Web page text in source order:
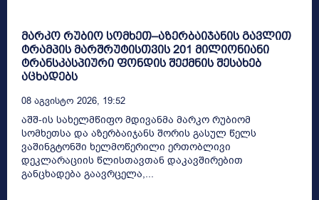
მარკო რუბიო სომხეთ–აზერბაიჯანის გავლით
ტრამპის მარშრუტისთვის 201 მილიონიანი
ტრანსკასპიური ფონდის შექმნის შესახებ
აცხადებს
08 Აგვისტო 2026, 19:52
აშშ-ის სახელმწიფო მდივანმა მარკო რუბიომ
სომხეთსა და აზერბაიჯანს შორის გასულ წელს
ვაშინგტონში ხელმოწერილი ერთობლივი
დეკლარაციის წლისთავთან დაკავშირებით
განცხადება გაავრცელა,...